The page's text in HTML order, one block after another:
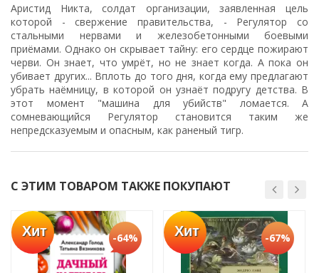
Аристид Никта, солдат организации, заявленная цель
которой - свержение правительства, - Регулятор со
стальными нервами и железобетонными боевыми
приёмами. Однако он скрывает тайну: его сердце пожирают
черви. Он знает, что умрёт, но не знает когда. А пока он
убивает других... Вплоть до того дня, когда ему предлагают
убрать наёмницу, в которой он узнаёт подругу детства. В
этот момент "машина для убийств" ломается. А
сомневающийся Регулятор становится таким же
непредсказуемым и опасным, как раненый тигр.
С ЭТИМ ТОВАРОМ ТАКЖЕ ПОКУПАЮТ
Хит -64% Хит -67%